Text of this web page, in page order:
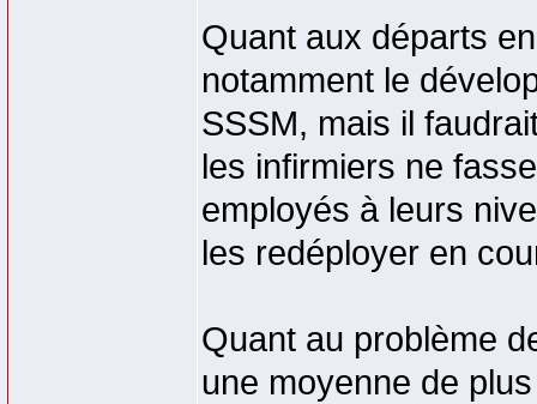
Quant aux départs
notamment le
SSSM, mais il
les infirmiers ne
employés à leurs
les redéployer en
Quant au problème
une moyenne de